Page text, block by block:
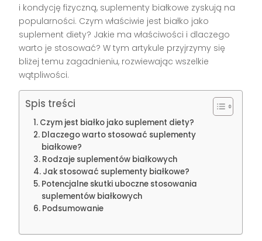
i kondycję fizyczną, suplementy białkowe zyskują na
popularności. Czym właściwie jest białko jako
suplement diety? Jakie ma właściwości i dlaczego
warto je stosować? W tym artykule przyjrzymy się
bliżej temu zagadnieniu, rozwiewając wszelkie
wątpliwości.
Spis treści
Czym jest białko jako suplement diety?
Dlaczego warto stosować suplementy
białkowe?
Rodzaje suplementów białkowych
Jak stosować suplementy białkowe?
Potencjalne skutki uboczne stosowania
suplementów białkowych
Podsumowanie